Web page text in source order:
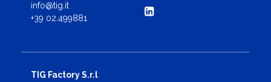
info@tig.it
+39 02.499881
TIG Factory S.r.l